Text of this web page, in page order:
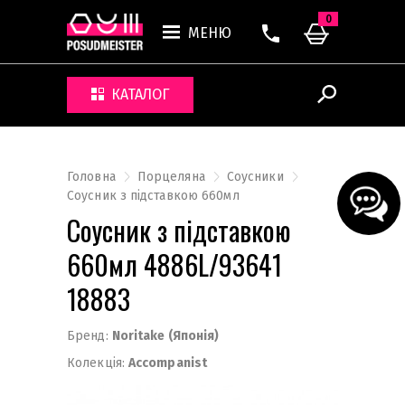
МЕНЮ
КАТАЛОГ
0
Головна Порцеляна
Соусники
Cоусник з підставкою 660мл
Cоусник з підставкою
660мл 4886L/93641
18883
Бренд: Noritake (Японія)
Колекція: Accompanist